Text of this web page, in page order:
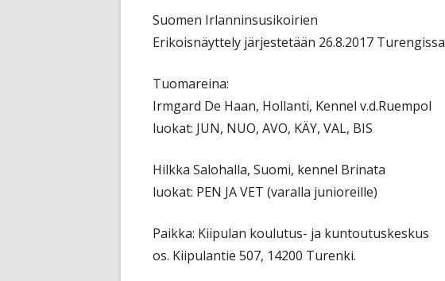
JALOSTUSTOIMIKUNTA
UUTTA KOTIA
ETSIVÄT/KODINVAIHTAJAT
KÄYTTÄYTYMISEN
Suomen Irlanninsusikoirien
Erikoisnäyttely järjestetään 26.8.2017 Turengissa
Tuomareina:
Irmgard De Haan, Hollanti, Kennel v.d.Ruempol
luokat: JUN, NUO, AVO, KÄY, VAL, BIS
Hilkka Salohalla, Suomi, kennel Brinata
luokat: PEN JA VET (varalla junioreille)
Paikka: Kiipulan koulutus- ja kuntoutuskeskus
os. Kiipulantie 507, 14200 Turenki.